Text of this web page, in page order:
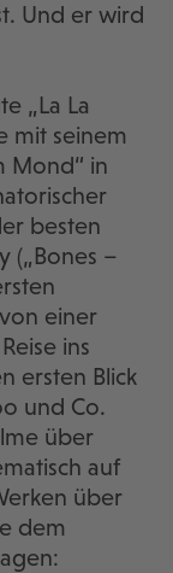
Und er wird
„La La
mit seinem
Mond“ in
besten
(„Bones –
einer
ins
ersten Blick
und Co.
über
auf
über
dem